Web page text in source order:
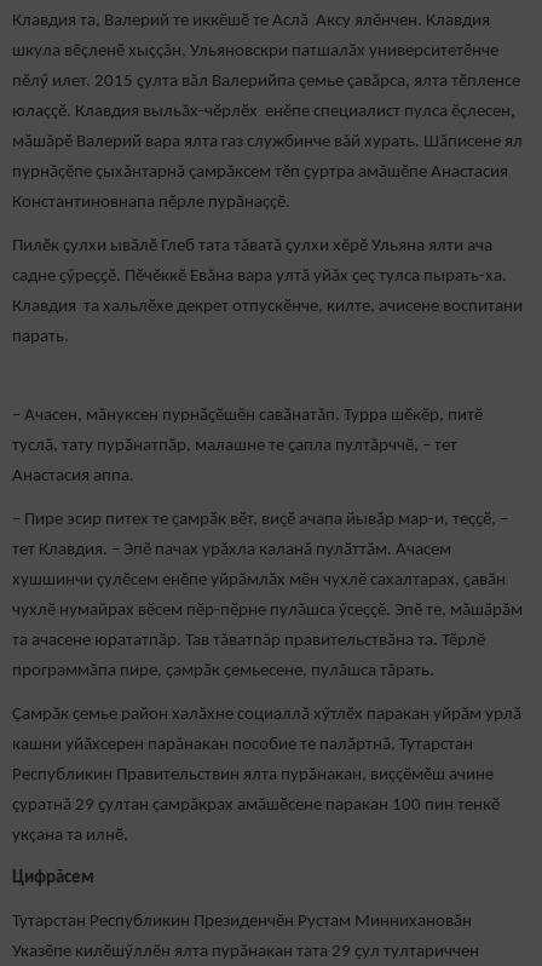
Клавдия та, Валерий те иккӗшӗ те Аслă Аксу ялӗнчен. Клавдия
шкула вӗçленӗ хыççăн, Ульяновскри патшалӑх университетӗнче
пӗлӳ илет. 2015 ҫулта вăл Валерийпа çемье çавăрса, ялта тӗпленсе
юлаççӗ. Клавдия выльӑх-чӗрлӗх енӗпе специалист пулса ӗçлесен,
мăшăрӗ Валерий вара ялта газ службинче вăй хурать. Шăписене ял
пурнăçӗпе çыхăнтарнă çамрăксем тӗп ҫуртра амăшӗпе Анастасия
Константиновнапа пӗрле пурӑнаççӗ.
Пилӗк ҫулхи ывӑлӗ Глеб тата тӑватӑ ҫулхи хӗрӗ Ульяна ялти ача
садне ҫӳреҫҫӗ. Пӗчӗккӗ Евăна вара ултӑ уйӑх ҫеҫ тулса пырать-ха.
Клавдия та хальлӗхе декрет отпускӗнче, килте, ачисене воспитани
парать.
– Ачасен, мӑнуксен пурнӑҫӗшӗн савӑнатăп. Турра шӗкӗр, питӗ
туслӑ, тату пурӑнатпӑр, малашне те çапла пултăрччӗ, – тет
Анастасия аппа.
– Пире эсир питех те ҫамрӑк вӗт, виҫӗ ачапа йывӑр мар-и, теҫҫӗ, –
тет Клавдия. – Эпӗ пачах урӑхла каланӑ пулӑттӑм. Ачасем
хушшинчи çулӗсем енӗпе уйрӑмлӑх мӗн чухлӗ сахалтарах, ҫавӑн
чухлӗ нумайрах вӗсем пӗр-пӗрне пулӑшса ӳсеҫҫӗ. Эпӗ те, мăшăрăм
та ачасене юрататпӑр. Тав тăватпăр правительствӑна та. Тӗрлӗ
программӑпа пире, ҫамрӑк ҫемьесене, пулăшса тăрать.
Ҫамрӑк ҫемье район халӑхне социаллӑ хӳтлӗх паракан уйрӑм урлӑ
кашни уйӑхсерен парăнакан пособие те палӑртнӑ. Тутарстан
Республикин Правительствин ялта пурăнакан, виççӗмӗш ачине
çуратнă 29 ҫултан çамрăкрах амăшӗсене паракан 100 пин тенкӗ
укçана та илнӗ.
Цифрăсем
Тутарстан Республикин Президенчӗн Рустам Миннихановăн
Указӗпе килӗшӳллӗн ялта пурӑнакан тата 29 ҫул тултариччен